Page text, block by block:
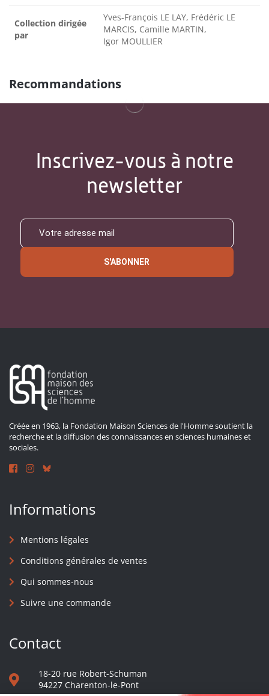
Collection dirigée
par
Yves-François LE LAY, Frédéric LE
MARCIS, Camille MARTIN,
Igor MOULLIER
Recommandations
Inscrivez-vous à notre
newsletter
S'ABONNER
Créée en 1963, la Fondation Maison Sciences de l'Homme soutient la
recherche et la diffusion des connaissances en sciences humaines et
sociales.
Informations
Mentions légales
Conditions générales de ventes
Qui sommes-nous
Suivre une commande
Contact
18-20 rue Robert-Schuman
94227 Charenton-le-Pont